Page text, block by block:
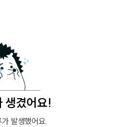
생겼어요!
발생했어요.